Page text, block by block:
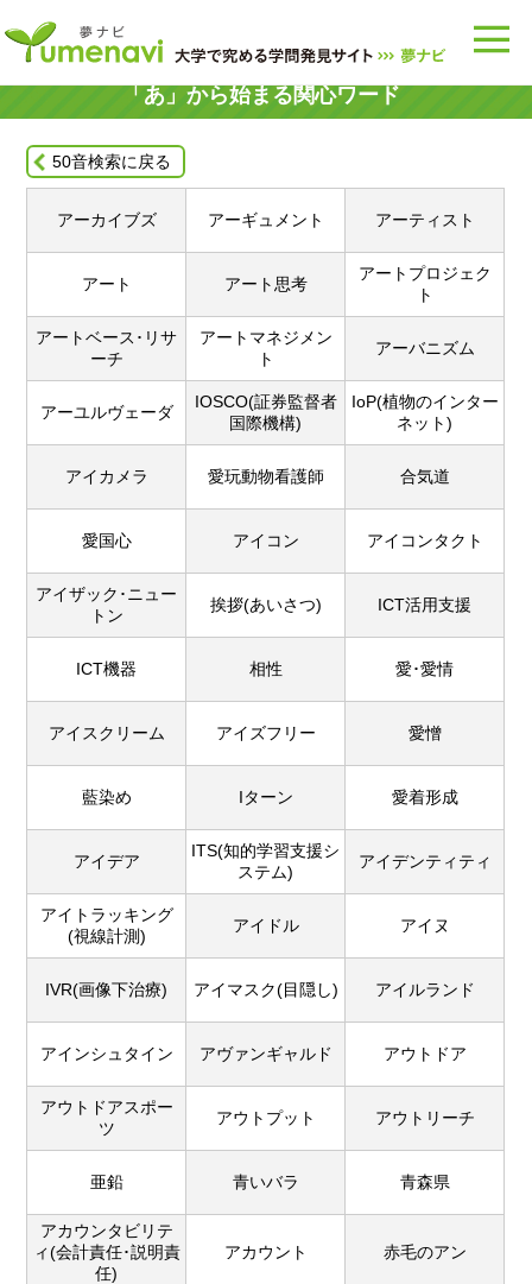
「あ」 から始まる関心ワード
50音検索に戻る
アーカイブズ アーギュメント アーティスト
アート アート思考
アートプロジェク
ト
アートベース･リサ
ーチ
アートマネジメン
ト
アーバニズム
アーユルヴェーダ
IOSCO(証券監督者
国際機構)
IoP(植物のインター
ネット)
アイカメラ 愛玩動物看護師 合気道
愛国心 アイコン アイコンタクト
アイザック･ニュー
トン
挨拶(あいさつ) ICT活用支援
ICT機器 相性 愛･愛情
アイスクリーム アイズフリー 愛憎
藍染め Iターン 愛着形成
アイデア
ITS(知的学習支援シ
ステム)
アイデンティティ
アイトラッキング
(視線計測)
アイドル アイヌ
IVR(画像下治療) アイマスク(目隠し) アイルランド
アインシュタイン アヴァンギャルド アウトドア
アウトドアスポー
ツ
アウトプット アウトリーチ
亜鉛 青いバラ 青森県
アカウンタビリテ
ィ(会計責任･説明責
任)
アカウント 赤毛のアン